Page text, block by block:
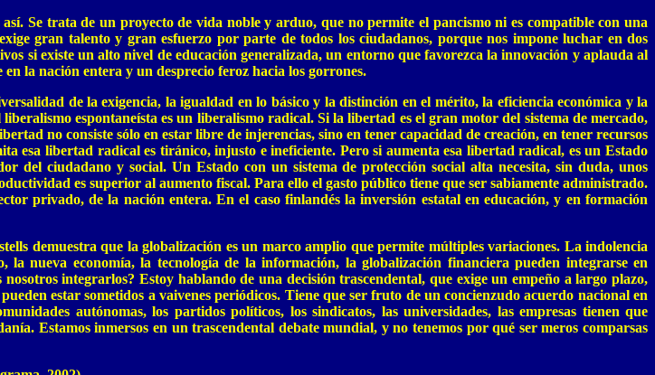
Se trata de un proyecto de vida noble y arduo, que no permite el pancismo ni es compatible con una
gran talento y gran esfuerzo por parte de todos los ciudadanos, porque nos impone luchar en dos
si existe un alto nivel de educación generalizada, un entorno que favorezca la innovación y aplauda al
la nación entera y un desprecio feroz hacia los gorrones.
de la exigencia, la igualdad en lo básico y la distinción en el mérito, la eficiencia económica y la
espontaneísta es un liberalismo radical. Si la libertad es el gran motor del sistema de mercado,
no consiste sólo en estar libre de injerencias, sino en tener capacidad de creación, en tener recursos
esa libertad radical es tiránico, injusto e ineficiente. Pero si aumenta esa libertad radical, es un Estado
del ciudadano y social. Un Estado con un sistema de protección social alta necesita, sin duda, unos
es superior al aumento fiscal. Para ello el gasto público tiene que ser sabiamente administrado.
privado, de la nación entera. En el caso finlandés la inversión estatal en educación, y en formación
demuestra que la globalización es un marco amplio que permite múltiples variaciones. La indolencia
la nueva economía, la tecnología de la información, la globalización financiera pueden integrarse en
integrarlos? Estoy hablando de una decisión trascendental, que exige un empeño a largo plazo,
estar sometidos a vaivenes periódicos. Tiene que ser fruto de un concienzudo acuerdo nacional en
autónomas, los partidos políticos, los sindicatos, las universidades, las empresas tienen que
Estamos inmersos en un trascendental debate mundial, y no tenemos por qué ser meros comparsas